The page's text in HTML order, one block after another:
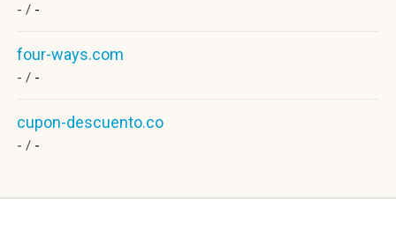
- / -
four-ways.com
- / -
cupon-descuento.co
- / -